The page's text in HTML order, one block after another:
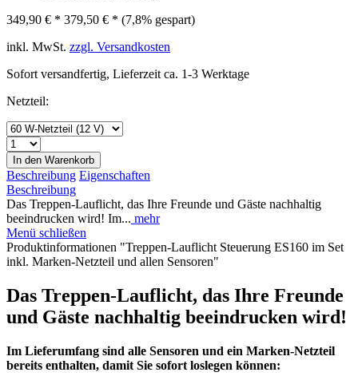
349,90 € * 379,50 € * (7,8% gespart)
inkl. MwSt. zzgl. Versandkosten
Sofort versandfertig, Lieferzeit ca. 1-3 Werktage
Netzteil:
In den Warenkorb
Beschreibung Eigenschaften
Beschreibung
Das Treppen-Lauflicht, das Ihre Freunde und Gäste nachhaltig
beeindrucken wird! Im... mehr
Menü schließen
Produktinformationen "Treppen-Lauflicht Steuerung ES160 im Set
inkl. Marken-Netzteil und allen Sensoren"
Das Treppen-Lauflicht, das Ihre Freunde
und Gäste nachhaltig beeindrucken wird!
Im Lieferumfang sind alle Sensoren und ein Marken-Netzteil
bereits enthalten, damit Sie sofort loslegen können: